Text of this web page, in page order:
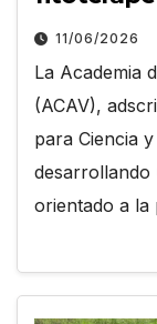
11/06/2026
La Academia
(ACAV),
para Ciencia
orientado a